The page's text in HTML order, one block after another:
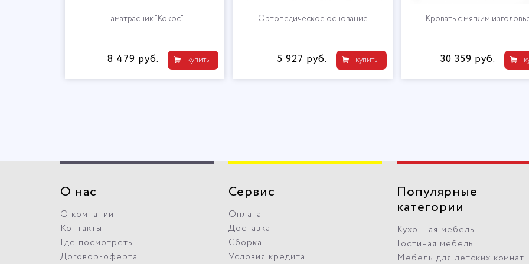
Наматрасник "Латекс"
купить
9 903 руб.
Наматрасник "Кокос"
купить
8 479 руб.
Ортопедическое
5 927 руб.
О нас
О компании
Контакты
Где посмотреть
Договор-оферта
Сервис
Оплата
Доставка
Сборка
Условия кредита
Популярные
категории
Кухонная мебель
Гостиная мебель
Мебель для детских комнат